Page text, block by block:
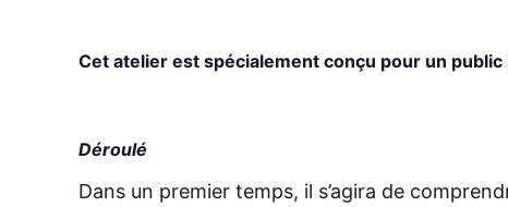
Cet atelier est spécialement conçu pour un
Déroulé
Dans un premier temps, il s’agira de